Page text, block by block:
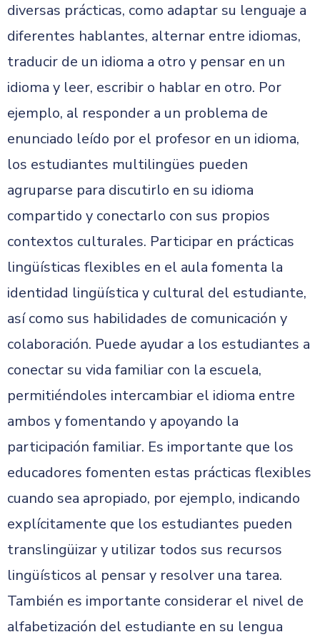
diversas prácticas, como adaptar su lenguaje a
diferentes hablantes, alternar entre idiomas,
traducir de un idioma a otro y pensar en un
idioma y leer, escribir o hablar en otro. Por
ejemplo, al responder a un problema de
enunciado leído por el profesor en un idioma,
los estudiantes multilingües pueden
agruparse para discutirlo en su idioma
compartido y conectarlo con sus propios
contextos culturales. Participar en prácticas
lingüísticas flexibles en el aula fomenta la
identidad lingüística y cultural del estudiante,
así como sus habilidades de comunicación y
colaboración. Puede ayudar a los estudiantes a
conectar su vida familiar con la escuela,
permitiéndoles intercambiar el idioma entre
ambos y fomentando y apoyando la
participación familiar. Es importante que los
educadores fomenten estas prácticas flexibles
cuando sea apropiado, por ejemplo, indicando
explícitamente que los estudiantes pueden
translingüizar y utilizar todos sus recursos
lingüísticos al pensar y resolver una tarea.
También es importante considerar el nivel de
alfabetización del estudiante en su lengua